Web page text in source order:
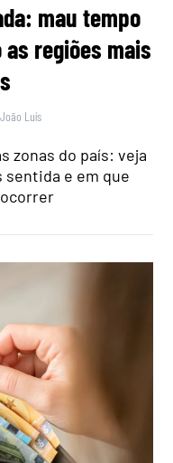
mau tempo
regiões mais
João Luís
zonas do país: veja
sentida e em que